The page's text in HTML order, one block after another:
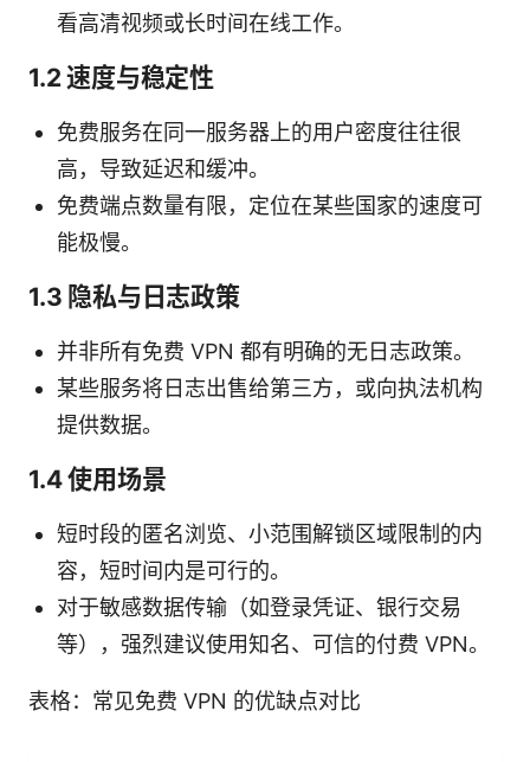
看高清视频或长时间在线工作。
1.2 速度与稳定性
免费服务在同一服务器上的用户密度往往很
高，导致延迟和缓冲。
免费端点数量有限，定位在某些国家的速度可
能极慢。
1.3 隐私与日志政策
并非所有免费 VPN 都有明确的无日志政策。
某些服务将日志出售给第三方，或向执法机构
提供数据。
1.4 使用场景
短时段的匿名浏览、小范围解锁区域限制的内
容，短时间内是可行的。
对于敏感数据传输（如登录凭证、银行交易
等），强烈建议使用知名、可信的付费 VPN。
表格：常见免费 VPN 的优缺点对比